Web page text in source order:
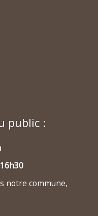
public :
notre commune,